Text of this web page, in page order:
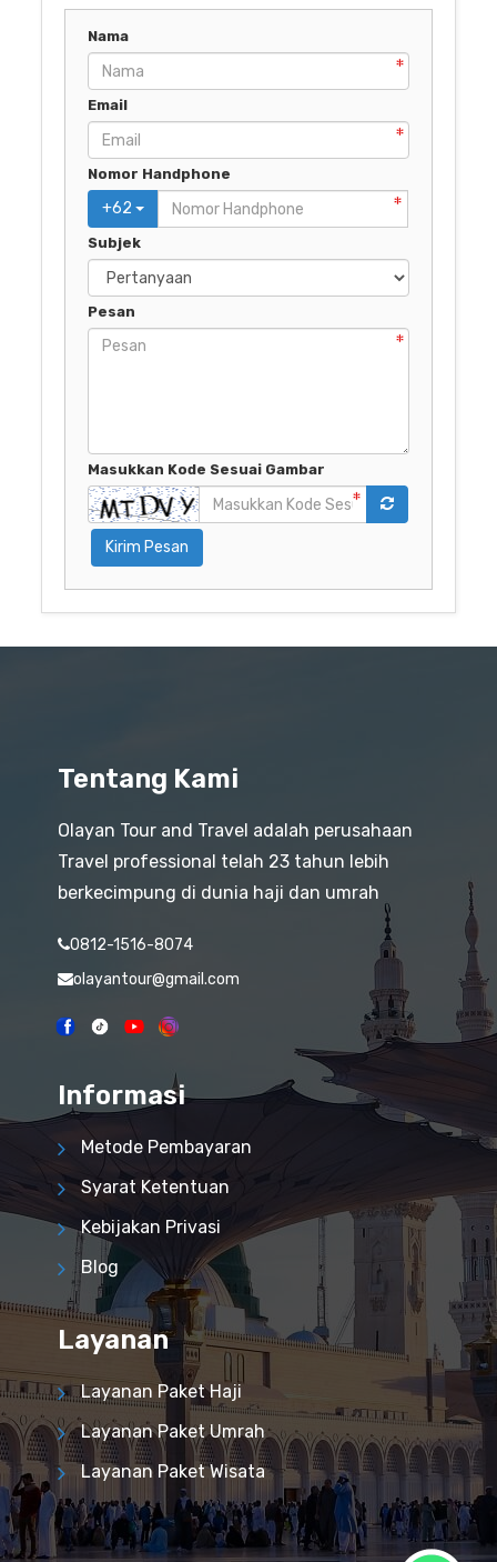
Nama
Email
Nomor Handphone
+62
Subjek
Pesan
Masukkan Kode Sesuai Gambar
Tentang Kami
Olayan Tour and Travel adalah perusahaan
Travel professional telah 23 tahun lebih
berkecimpung di dunia haji dan umrah
0812-1516-8074
olayantour@gmail.com
Informasi
Metode Pembayaran
Syarat Ketentuan
Kebijakan Privasi
Blog
Layanan
Layanan Paket Haji
Layanan Paket Umrah
Layanan Paket Wisata